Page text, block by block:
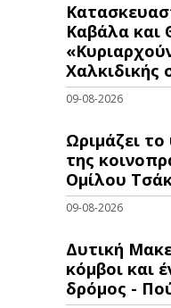
Καβάλα και
Χαλκιδικής
09-08-2026
Ωριμάζει
της
Ομίλου
09-08-2026
Δυτική
κόμβοι και
δρόμος -